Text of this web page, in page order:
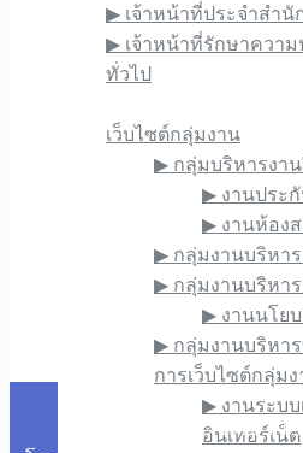
▶︎ เจ้าหน้าที่ประจำสำนั
▶︎ เจ้าหน้าที่รักษาควา
ทั่วไป
เว็บไซต์กลุ่มงาน
▶︎ กลุ่มบริหารงา
▶︎ งานประ
▶︎ งานห้อง
▶︎ กลุ่มงานบริหา
▶︎ กลุ่มงานบริหา
▶︎ งานนโย
▶︎ กลุ่มงานบริหา
การเว็บไซต์กลุ่ม
▶︎ งานระบ
อินเทอร์เน็ต
Copyright © 1976. All